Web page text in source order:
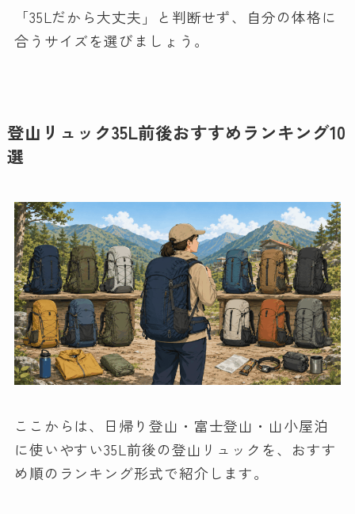
「35Lだから大丈夫」と判断せず、自分の体格に
合うサイズを選びましょう。
登山リュック35L前後おすすめランキング10
選
ここからは、日帰り登山・富士登山・山小屋泊
に使いやすい35L前後の登山リュックを、おすす
め順のランキング形式で紹介します。